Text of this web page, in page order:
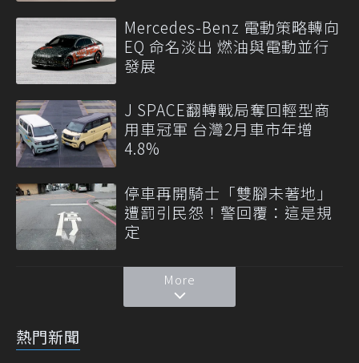
Mercedes-Benz 電動策略轉向
EQ 命名淡出 燃油與電動並行
發展
J SPACE翻轉戰局奪回輕型商
用車冠軍 台灣2月車市年增
4.8%
停車再開騎士「雙腳未著地」
遭罰引民怨！警回覆：這是規
定
More
熱門新聞